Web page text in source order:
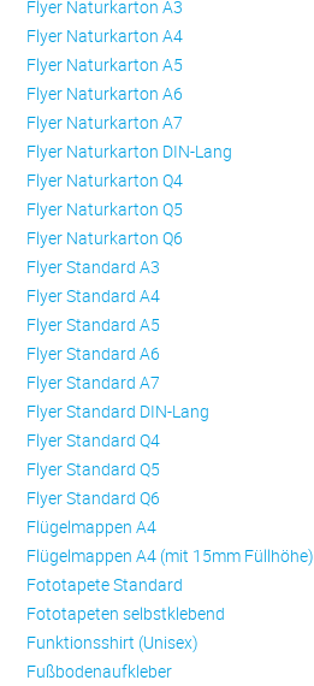
Flyer Naturkarton A3
Flyer Naturkarton A4
Flyer Naturkarton A5
Flyer Naturkarton A6
Flyer Naturkarton A7
Flyer Naturkarton DIN-Lang
Flyer Naturkarton Q4
Flyer Naturkarton Q5
Flyer Naturkarton Q6
Flyer Standard A3
Flyer Standard A4
Flyer Standard A5
Flyer Standard A6
Flyer Standard A7
Flyer Standard DIN-Lang
Flyer Standard Q4
Flyer Standard Q5
Flyer Standard Q6
Flügelmappen A4
Flügelmappen A4 (mit 15mm Füllhöhe)
Fototapete Standard
Fototapeten selbstklebend
Funktionsshirt (Unisex)
Fußbodenaufkleber